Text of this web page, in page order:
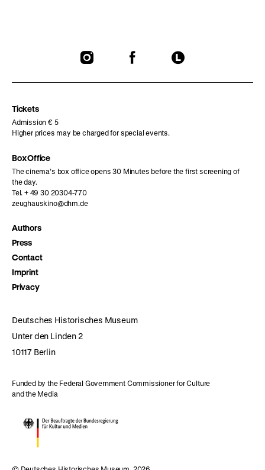
To
To
To
Tickets
Admission € 5
Higher prices may be charged for special events.
Box Office
The cinema’s box office opens 30 Minutes before the first screening of
the day.
Tel. + 49 30 20304-770
zeughauskino@dhm.de
Authors
Press
Contact
Imprint
Privacy
Deutsches Historisches Museum
Unter den Linden 2
10117 Berlin
Funded by the Federal Government Commissioner for Culture
and the Media